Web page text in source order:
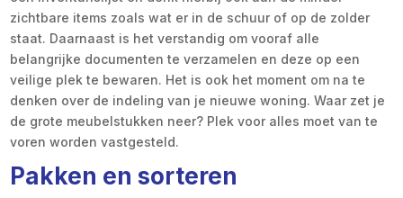
zichtbare items zoals wat er in de schuur of op de zolder
staat. Daarnaast is het verstandig om vooraf alle
belangrijke documenten te verzamelen en deze op een
veilige plek te bewaren. Het is ook het moment om na te
denken over de indeling van je nieuwe woning. Waar zet je
de grote meubelstukken neer? Plek voor alles moet van te
voren worden vastgesteld.
Pakken en sorteren